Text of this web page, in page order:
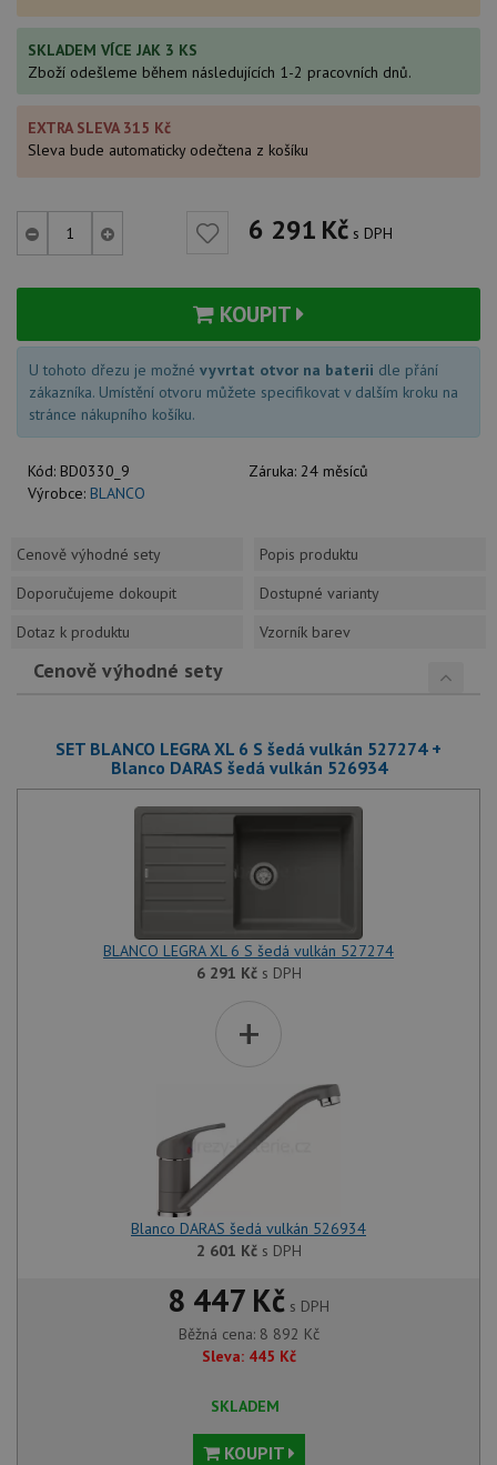
SKLADEM VÍCE JAK 3 KS
Zboží odešleme během následujících 1-2 pracovních dnů.
EXTRA SLEVA 315 Kč
Sleva bude automaticky odečtena z košíku
6 291 Kč s DPH
KOUPIT
U tohoto dřezu je možné vyvrtat otvor na baterii dle přání
zákazníka. Umístění otvoru můžete specifikovat v dalším kroku na
stránce nákupního košíku.
Kód: BD0330_9 Záruka: 24 měsíců
Výrobce: BLANCO
Cenově výhodné sety
Popis produktu
Doporučujeme dokoupit
Dostupné varianty
Dotaz k produktu
Vzorník barev
Cenově výhodné sety
SET BLANCO LEGRA XL 6 S šedá vulkán 527274 +
Blanco DARAS šedá vulkán 526934
BLANCO LEGRA XL 6 S šedá vulkán 527274
6 291 Kčs DPH
+
Blanco DARAS šedá vulkán 526934
2 601 Kčs DPH
8 447 Kč s DPH
Běžná cena: 8 892 Kč
Sleva: 445 Kč
SKLADEM
KOUPIT